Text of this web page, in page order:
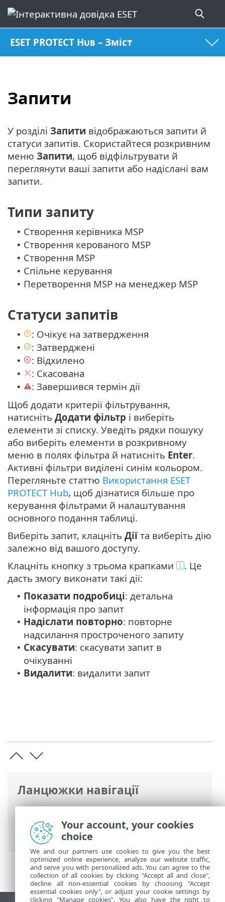
ESET PROTECT Hub – Зміст
Запити
Ланцюжки навігації
Інтерактивна довідка ESET>ESET
PROTECT Hub>Використання ESET
PROTECT Hub> Запити
У розділі Запити відображаються запити й
статуси запитів. Скористайтеся розкривним
меню Запити, щоб відфільтрувати й
переглянути ваші запити або надіслані вам
запити.
Типи запиту
• Створення керівника MSP
• Створення керованого MSP
• Створення MSP
• Спільне керування
• Перетворення MSP на менеджер MSP
Статуси запитів
• : Очікує на затвердження
• : Затверджені
• : Відхилено
• : Скасована
•
: Завершився термін дії
Щоб додати критерії фільтрування,
натисніть Додати фільтр і виберіть
елементи зі списку. Уведіть рядки пошуку
або виберіть елементи в розкривному
меню в полях фільтра й натисніть Enter.
Активні фільтри виділені синім кольором.
Перегляньте статтю Використання ESET
PROTECT Hub, щоб дізнатися більше про
керування фільтрами й налаштування
основного подання таблиці.
Виберіть запит, клацніть Дії та виберіть дію
залежно від вашого доступу.
Клацніть кнопку з трьома крапками
. Це
дасть змогу виконати такі дії:
• Показати подробиці: детальна
інформація про запит
• Надіслати повторно: повторне
надсилання простроченого запиту
• Скасувати: скасувати запит в
очікуванні
• Видалити: видалити запит
Your account, your cookies
choice
We and our partners use cookies to give you the best
optimized online experience, analyze our website traffic,
and serve you with personalized ads. You can agree to the
collection of all cookies by clicking "Accept all and close",
decline all non-essential cookies by choosing "Accept
essential cookies only", or adjust your cookie settings by
clicking "Manage cookies". You also have the right to